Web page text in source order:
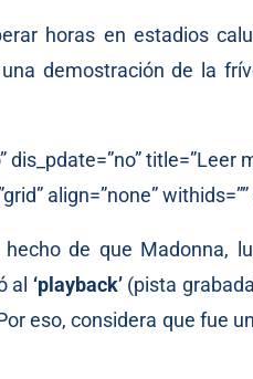
horas en estadios
demostración de la
title=”Leer
align=”none”
de que Madonna,
al ‘playback’(pista
eso, considera que fue